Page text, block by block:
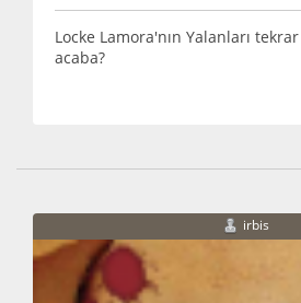
Locke Lamora'nın Yalanları
acaba?
irbis